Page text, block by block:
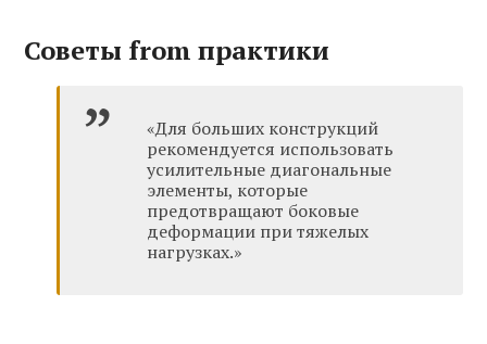
Советы from практики
«Для больших конструкций
рекомендуется использовать
усилительные диагональные
элементы, которые
предотвращают боковые
деформации при тяжелых
нагрузках.»